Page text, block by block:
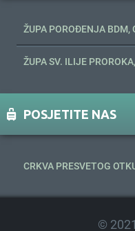
ŽUPA POROĐENJA BDM,
ŽUPA SV. ILIJE
POSJETITE NAS
CRKVA PRESVETOG
©